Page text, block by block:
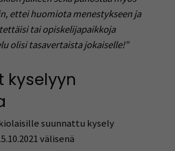
ettei huomiota menestykseen ja
tai opiskelijapaikkoja
olisi tasavertaista jokaiselle!”
kyselyyn
suunnattu kysely
välisenä